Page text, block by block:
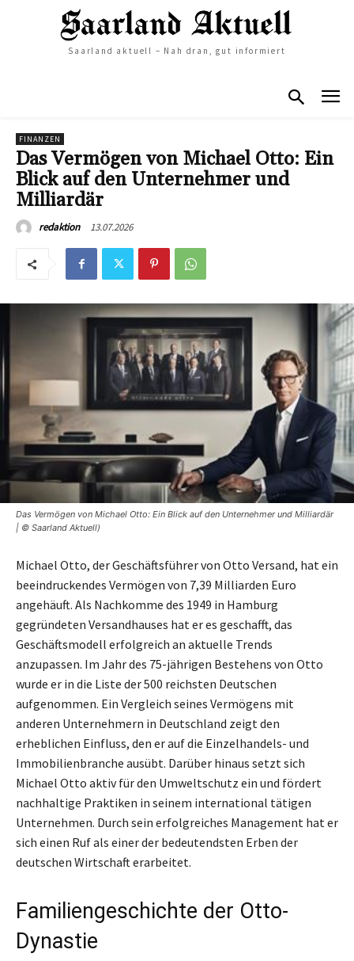
Saarland aktuell – Nah dran, gut informiert
FINANZEN
Das Vermögen von Michael Otto: Ein
Blick auf den Unternehmer und
Milliardär
redaktion 13.07.2026
Das Vermögen von Michael Otto: Ein Blick auf den Unternehmer und Milliardär
| © Saarland Aktuell)
Michael Otto, der Geschäftsführer von Otto Versand, hat ein
beeindruckendes Vermögen von 7,39 Milliarden Euro
angehäuft. Als Nachkomme des 1949 in Hamburg
gegründeten Versandhauses hat er es geschafft, das
Geschäftsmodell erfolgreich an aktuelle Trends
anzupassen. Im Jahr des 75-jährigen Bestehens von Otto
wurde er in die Liste der 500 reichsten Deutschen
aufgenommen. Ein Vergleich seines Vermögens mit
anderen Unternehmern in Deutschland zeigt den
erheblichen Einfluss, den er auf die Einzelhandels- und
Immobilienbranche ausübt. Darüber hinaus setzt sich
Michael Otto aktiv für den Umweltschutz ein und fördert
nachhaltige Praktiken in seinem international tätigen
Unternehmen. Durch sein erfolgreiches Management hat er
sich einen Ruf als einer der bedeutendsten Erben der
deutschen Wirtschaft erarbeitet.
Familiengeschichte der Otto-
Dynastie